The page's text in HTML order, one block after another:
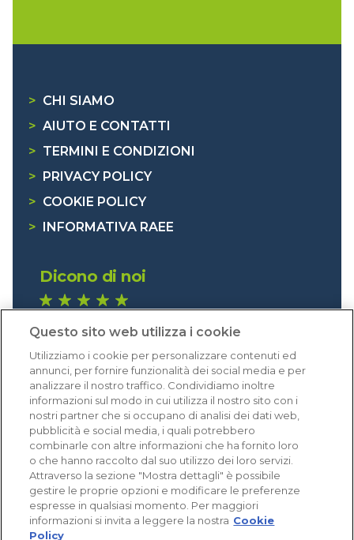
> CHI SIAMO
> AIUTO E CONTATTI
> TERMINI E CONDIZIONI
>
PRIVACY POLICY
> COOKIE POLICY
>
INFORMATIVA RAEE
Dicono di noi
Eccellente (4,8)
Acquisti verificati
Questo sito web utilizza i cookie
Utilizziamo i cookie per personalizzare contenuti ed
annunci, per fornire funzionalità dei social media e per
analizzare il nostro traffico. Condividiamo inoltre
informazioni sul modo in cui utilizza il nostro sito con i
nostri partner che si occupano di analisi dei dati web,
pubblicità e social media, i quali potrebbero
combinarle con altre informazioni che ha fornito loro
o che hanno raccolto dal suo utilizzo dei loro servizi.
Attraverso la sezione "Mostra dettagli" è possibile
gestire le proprie opzioni e modificare le preferenze
espresse in qualsiasi momento. Per maggiori
informazioni si invita a leggere la nostra Cookie
Policy